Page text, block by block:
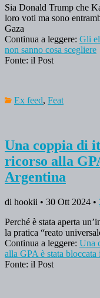
Sia Donald Trump che
loro voti ma sono
Gaza
Continua a leggere: Gli
non sanno cosa scegliere
Fonte: il Post
Ex feed, Feat
Una coppia di
ricorso alla
Argentina
di hookii • 30 Ott 2024 •
Perché è stata aperta
la pratica “reato
Continua a leggere: Una
alla GPA è stata
Fonte: il Post